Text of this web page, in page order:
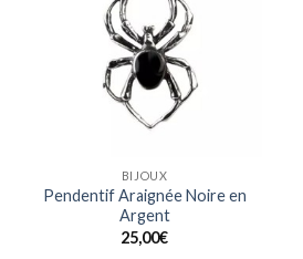
BIJOUX
Pendentif Araignée Noire en
Argent
25,00€